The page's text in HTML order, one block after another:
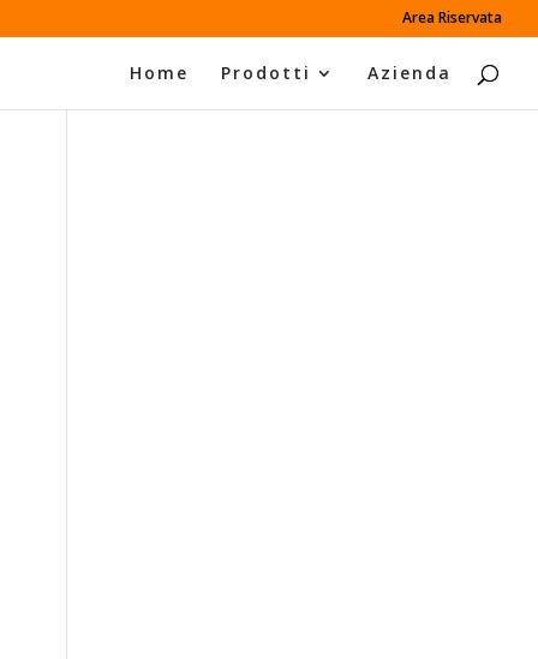
Area Riservata
Home Prodotti Azienda